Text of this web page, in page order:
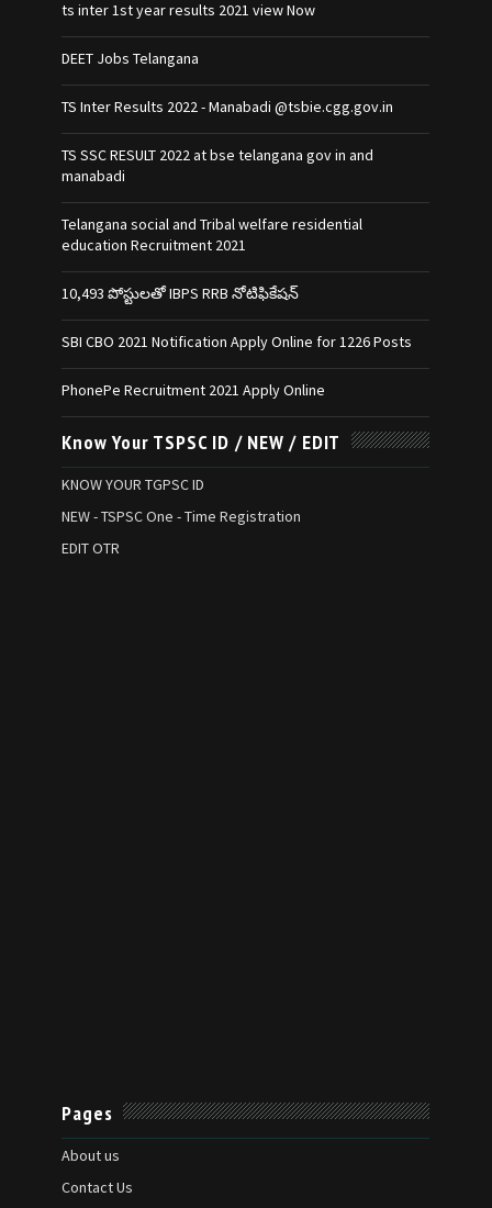
ts inter 1st year results 2021 view Now
DEET Jobs Telangana
TS Inter Results 2022 - Manabadi @tsbie.cgg.gov.in
TS SSC RESULT 2022 at bse telangana gov in and
manabadi
Telangana social and Tribal welfare residential
education Recruitment 2021
10,493 పోస్టులతో IBPS RRB నోటిఫికేషన్‌
SBI CBO 2021 Notification Apply Online for 1226 Posts
PhonePe Recruitment 2021 Apply Online
Know Your TSPSC ID / NEW / EDIT
KNOW YOUR TGPSC ID
NEW - TSPSC One - Time Registration
EDIT OTR
Pages
About us
Contact Us